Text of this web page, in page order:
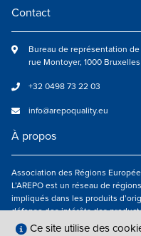
Contact
Bureau de représentation de
rue Montoyer, 1000
+32 0498 73 22 03
info@arepoquality.eu
À propos
Association des Régions
L’AREPO est un réseau de
impliqués dans les produits
défense des intérêts des
régions européennes engagés
Ce site utilise des